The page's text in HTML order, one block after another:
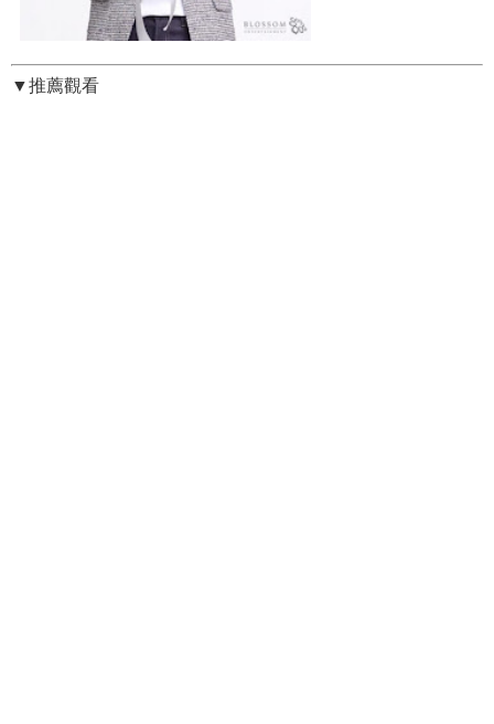
▼推薦觀看